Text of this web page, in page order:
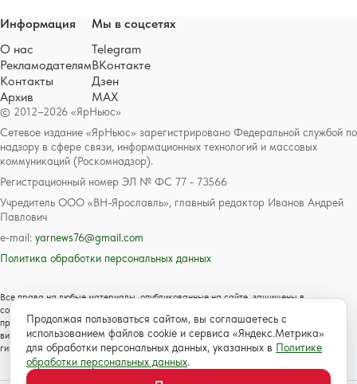
© 2012–2026 «ЯрНьюс»
Сетевое издание «ЯрНьюс» зарегистрировано Федеральной службой по
надзору в сфере связи, информационных технологий и массовых
коммуникаций (Роскомнадзор).
Регистрационный номер ЭЛ № ФС 77 - 73566
Учредитель ООО «ВН-Ярославль», главный редактор Иванов Андрей
Павлович
e-mail: yarnews76@gmail.com
Политика обработки персональных данных
Все права на любые материалы, опубликованные на сайте, защищены в
соответствии с российским и международным законодательством об авторском
праве и смежных правах. Любое использование текстовых, фото, аудио и
видеоматериалов возможно только с согласия правообладателя с обязательной
гиперссылкой на сайт https://www.yarnews.net; Для детей старше 16 лет.
Информация
О нас
Рекламодателям
Контакты
Архив
Мы в соцсетях
Telegram
ВКонтакте
Дзен
MAX
Продолжая пользоваться сайтом, вы соглашаетесь с
использованием файлов cookie и сервиса «Яндекс.Метрика»
для обработки персональных данных, указанных в Политике
обработки персональных данных.